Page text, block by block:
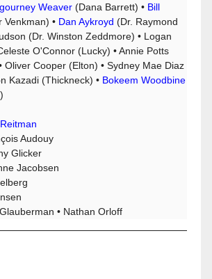
Weaver (Dana Barrett) • Bill
Venkman) • Dan Aykroyd (Dr. Raymond
(Dr. Winston Zeddmore) • Logan
O'Connor (Lucky) • Annie Potts
Oliver Cooper (Elton) • Sydney Mae Diaz
Kazadi (Thickneck) • Bokeem Woodbine
Audouy
Glicker
Jacobsen
• Nathan Orloff